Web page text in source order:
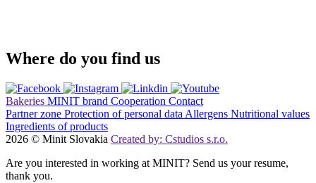
Where do you find us
Bakeries MINIT brand Cooperation Contact
Partner zone Protection of personal data Allergens Nutritional values
Ingredients of products
2026 © Minit Slovakia Created by: Cstudios s.r.o.
Are you interested in working at MINIT? Send us your resume,
thank you.